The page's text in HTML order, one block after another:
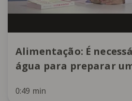
Alimentação: É
água para preparar
0:49 min